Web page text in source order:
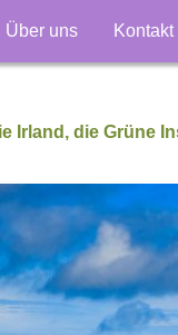
Über uns Kontakt
Irland, die Grüne